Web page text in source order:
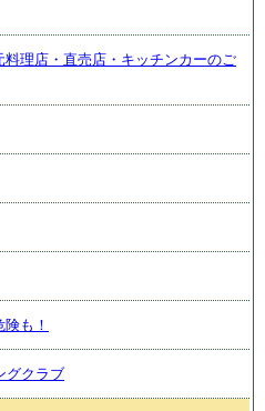
理店・直売店・キッチンカーのご
も！
グクラブ